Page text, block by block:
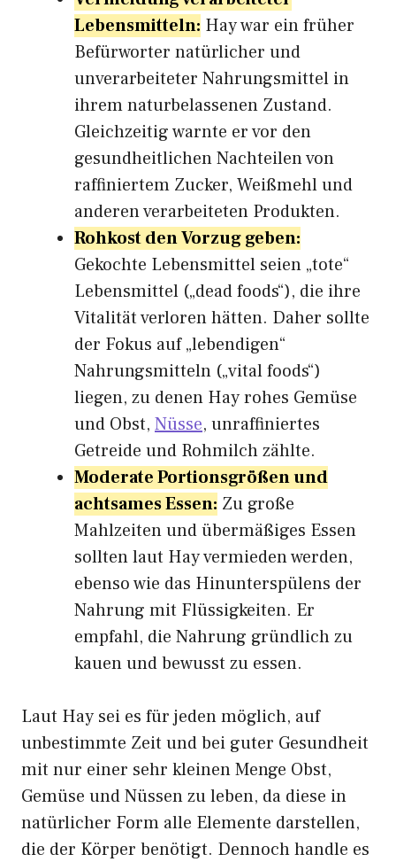
Lebensmitteln: Hay war ein früher
Befürworter natürlicher und
unverarbeiteter Nahrungsmittel in
ihrem naturbelassenen Zustand.
Gleichzeitig warnte er vor den
gesundheitlichen Nachteilen von
raffiniertem Zucker, Weißmehl und
anderen verarbeiteten Produkten.
Rohkost den Vorzug geben:
Gekochte Lebensmittel seien „tote“
Lebensmittel („dead foods“), die ihre
Vitalität verloren hätten. Daher sollte
der Fokus auf „lebendigen“
Nahrungsmitteln („vital foods“)
liegen, zu denen Hay rohes Gemüse
und Obst, Nüsse, unraffiniertes
Getreide und Rohmilch zählte.
Moderate Portionsgrößen und
achtsames Essen: Zu große
Mahlzeiten und übermäßiges Essen
sollten laut Hay vermieden werden,
ebenso wie das Hinunterspülens der
Nahrung mit Flüssigkeiten. Er
empfahl, die Nahrung gründlich zu
kauen und bewusst zu essen.
Laut Hay sei es für jeden möglich, auf
unbestimmte Zeit und bei guter Gesundheit
mit nur einer sehr kleinen Menge Obst,
Gemüse und Nüssen zu leben, da diese in
natürlicher Form alle Elemente darstellen,
die der Körper benötigt. Dennoch handle es